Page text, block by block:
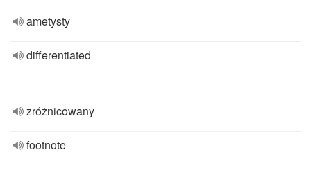
ametysty
differentiated
zróżnicowany
footnote